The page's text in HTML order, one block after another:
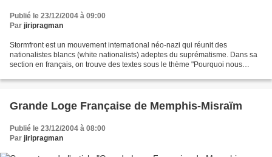
Publié le 23/12/2004 à 09:00
Par jiripragman
Stormfront est un mouvement international néo-nazi qui réunit des
nationalistes blancs (white nationalists) adeptes du suprématisme. Dans sa
section en français, on trouve des textes sous le thème "Pourquoi nous
Grande Loge Française de Memphis-Misraïm
Publié le 23/12/2004 à 08:00
Par jiripragman